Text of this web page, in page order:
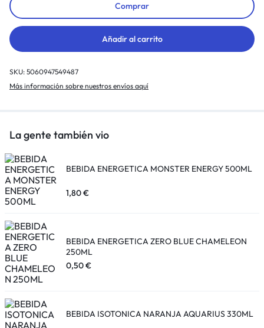
Añadir al carrito
Comprar
SKU: 5060947549487
Más información sobre nuestros envíos aquí
La gente también vio
BEBIDA ENERGETICA MONSTER ENERGY 500ML
1,80€
BEBIDA ENERGETICA ZERO BLUE CHAMELEON
250ML
0,50€
BEBIDA ISOTONICA NARANJA AQUARIUS 330ML